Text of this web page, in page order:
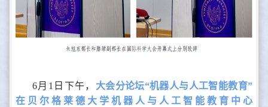
6月1日下午， 大会分论坛“机器人与人工智能教育”
在贝尔格莱德大学机器人与人工智能教育中心